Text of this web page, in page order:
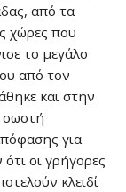
από τα
χώρες που
το μεγάλο
από τον
και στην
σωστή
για
οι γρήγορες
κλειδί